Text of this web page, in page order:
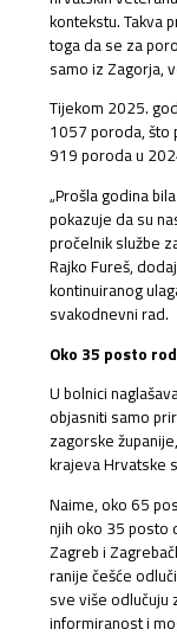
kontekstu. Takva
toga da se za
samo iz Zagorja,
Tijekom 2025.
1057 poroda, što
919 poroda u
„Prošla godina
pokazuje da su
pročelnik službe
Rajko Fureš,
kontinuiranog
svakodnevni rad.
Oko 35 posto
U bolnici
objasniti samo
zagorske
krajeva Hrvatske
Naime, oko 65
njih oko 35 posto
Zagreb i
ranije češće
sve više odlučuju
informiranost i